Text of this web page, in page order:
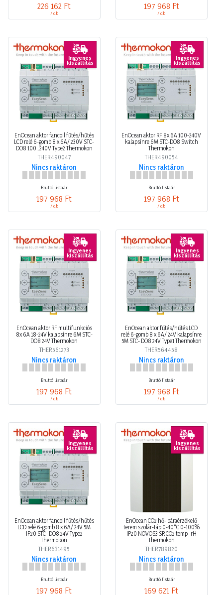
226 162 Ft
/ db
197 968 Ft
/ db
Ingyenes
kiszállítás
EnOcean aktor fancoil fűtés/hűtés
LCD relé 6-gomb 8 x 6A/ 230V STC-
DO8 100..240V Type2 Thermokon
THER490047
Nincs raktáron
Bruttó listaár
197 968 Ft
/ db
Ingyenes
kiszállítás
EnOcean aktor RF 8x 6A 100-240V
kalapsínre 6M STC-DO8 Switch
Thermokon
THER490054
Nincs raktáron
Bruttó listaár
197 968 Ft
/ db
Ingyenes
kiszállítás
EnOcean aktor RF multifunkciós
8x 6A 18-24V kalapsínre 6M STC-
DO8 24V Thermokon
THER561273
Nincs raktáron
Bruttó listaár
197 968 Ft
/ db
Ingyenes
kiszállítás
EnOcean aktor fűtés/hűtés LCD
relé 6-gomb 8 x 6A/ 24V kalapsínre
5M STC- DO8 24V Type1 Thermokon
THER564458
Nincs raktáron
Bruttó listaár
197 968 Ft
/ db
Ingyenes
kiszállítás
EnOcean aktor fancoil fűtés/hűtés
LCD relé 6-gomb 8 x 6A/ 24V 5M
IP20 STC- DO8 24V Type2
Thermokon
THER631495
Nincs raktáron
Bruttó listaár
197 968 Ft
Ingyenes
kiszállítás
EnOcean CO2 hő- páraérzékelő
terem szolár-táp 0-40°C 0-100%
IP20 NOVOS3 SR CO2 temp_rH
Thermokon
THER789820
Nincs raktáron
Bruttó listaár
169 621 Ft